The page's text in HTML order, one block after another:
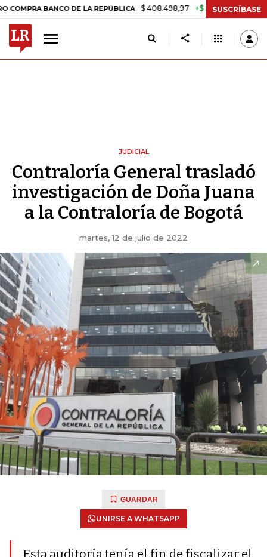
BANCO DE LA REPÚBLICA $ 408.498,97 +$ 8.753,81 +2,19%
SUSCRÍBASE
JUDICIAL
Contraloría General trasladó
investigación de Doña Juana
a la Contraloría de Bogotá
martes, 12 de julio de 2022
GUARDAR
UNIRSE A WHATSAPP
Esta auditoría tenía el fin de fiscalizar el